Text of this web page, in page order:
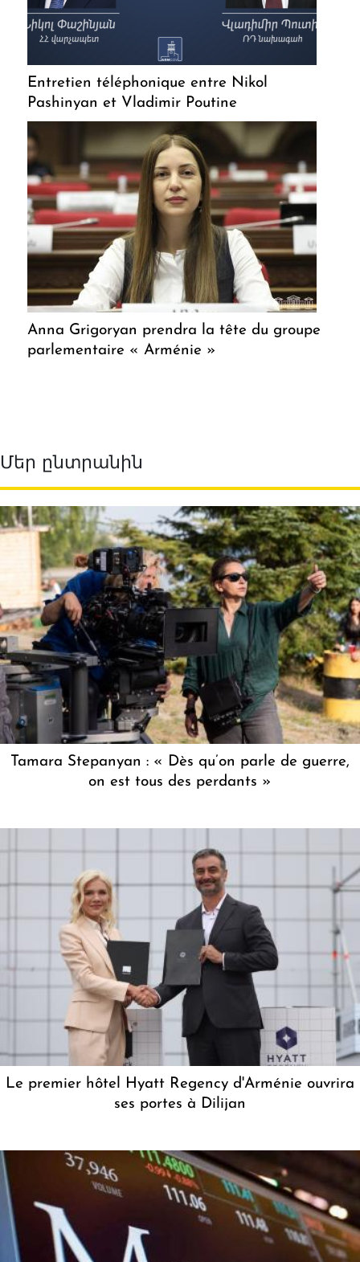
Entretien téléphonique entre Nikol
Pashinyan et Vladimir Poutine
Anna Grigoryan prendra la tête du groupe
parlementaire « Arménie »
Մեր ընտրանին
Tamara Stepanyan : « Dès qu’on parle de guerre,
on est tous des perdants »
Le premier hôtel Hyatt Regency d'Arménie ouvrira
ses portes à Dilijan